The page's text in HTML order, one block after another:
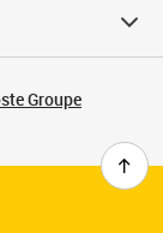
Groupe